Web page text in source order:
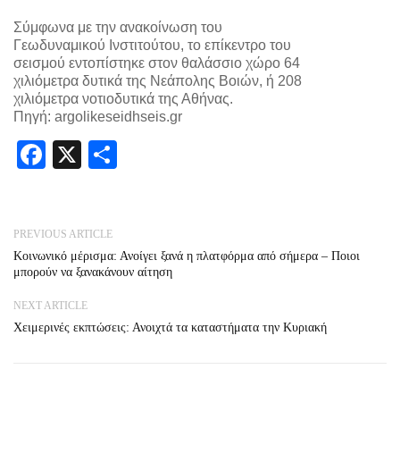
Σύμφωνα με την ανακοίνωση του
Γεωδυναμικού Ινστιτούτου, το επίκεντρο του
σεισμού εντοπίστηκε στον θαλάσσιο χώρο 64
χιλιόμετρα δυτικά της Νεάπολης Βοιών, ή 208
χιλιόμετρα νοτιοδυτικά της Αθήνας.
Πηγή: argolikeseidhseis.gr
Facebook
X
PREVIOUS ARTICLE
Κοινωνικό μέρισμα: Ανοίγει ξανά η πλατφόρμα από σήμερα – Ποιοι
μπορούν να ξανακάνουν αίτηση
NEXT ARTICLE
Χειμερινές εκπτώσεις: Ανοιχτά τα καταστήματα την Κυριακή